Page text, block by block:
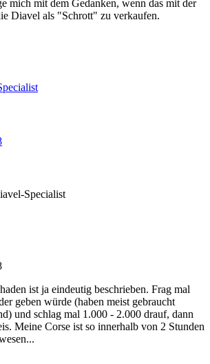
mich mit dem Gedanken, wenn das mit der
Diavel als "Schrott" zu verkaufen.
ist ja eindeutig beschrieben. Frag mal
geben würde (haben meist gebraucht
und schlag mal 1.000 - 2.000 drauf, dann
Meine Corse ist so innerhalb von 2 Stunden